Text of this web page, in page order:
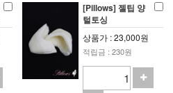
[Pillows] 젤팁 양
털토싱
상품가 : 23,000원
적립금 : 230원